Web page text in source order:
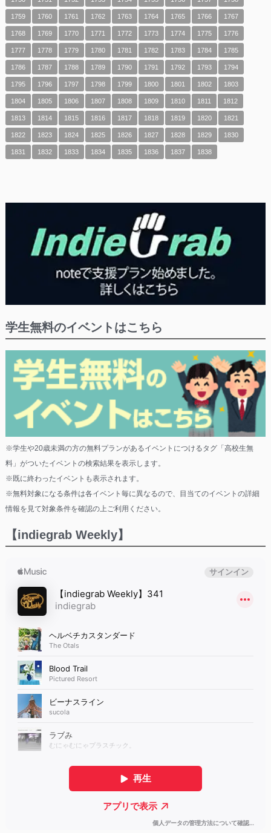
1759 1760 1761 1762 1763 1764 1765 1766 1767
1768 1769 1770 1771 1772 1773 1774 1775 1776
1777 1778 1779 1780 1781 1782 1783 1784 1785
1786 1787 1788 1789 1790 1791 1792 1793 1794
1795 1796 1797 1798 1799 1800 1801 1802 1803
1804 1805 1806 1807 1808 1809 1810 1811 1812
1813 1814 1815 1816 1817 1818 1819 1820 1821
1822 1823 1824 1825 1826 1827 1828 1829 1830
1831 1832 1833 1834 1835 1836 1837 1838
学生無料のイベントはこちら
※学生や20歳未満の方の無料プランがあるイベントにつけるタグ「高校生無
料」がついたイベントの検索結果を表示します。
※既に終わったイベントも表示されます。
※無料対象になる条件は各イベント毎に異なるので、目当てのイベントの詳細
情報を見て対象条件を確認の上ご利用ください。
【indiegrab Weekly】